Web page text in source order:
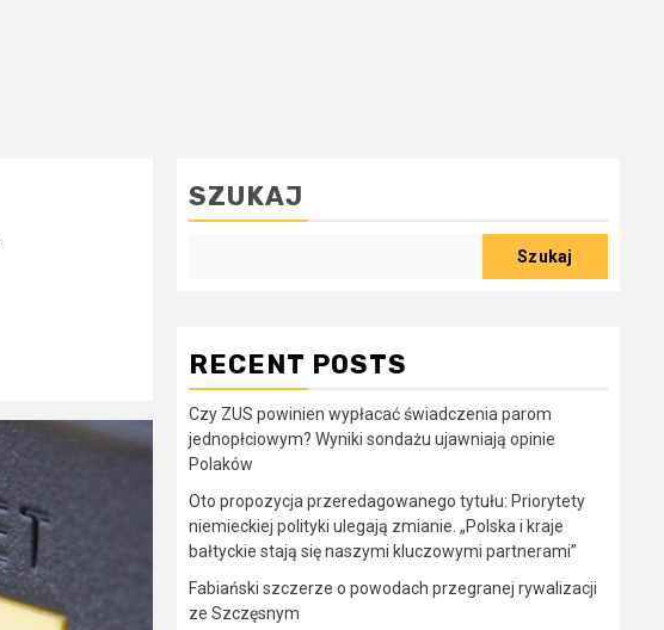
SZUKAJ
Szukaj
RECENT POSTS
Czy ZUS powinien wypłacać świadczenia parom
jednopłciowym? Wyniki sondażu ujawniają opinie
Polaków
Oto propozycja przeredagowanego tytułu: Priorytety
niemieckiej polityki ulegają zmianie. „Polska i kraje
bałtyckie stają się naszymi kluczowymi partnerami”
Fabiański szczerze o powodach przegranej rywalizacji
ze Szczęsnym